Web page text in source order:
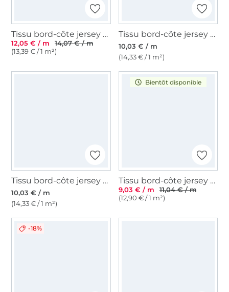
Tissu bord-côte jersey tubulaire côtelé milleraies 45cm, blanc cassé
12,05 € / m
14,07 € / m
(13,39 € / 1 m²)
Tissu bord-côte jersey tubulaire à rayures Emma, vieux lilas
10,03 € / m
(14,33 € / 1 m²)
Tissu bord-côte jersey tubulaire à rayures Emma, blanc cassé
10,03 € / m
(14,33 € / 1 m²)
Bientôt disponible
Tissu bord-côte jersey tubulaire Emma, vert olive clair
9,03 € / m
11,04 € / m
(12,90 € / 1 m²)
-18%